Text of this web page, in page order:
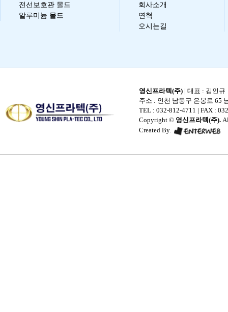
전선보호관 몰드
알루미늄 몰드
회사소개
연혁
오시는길
영신프라텍(주) | 대표 : 김인규
주소 : 인천 남동구 은봉로 65
TEL : 032-812-4711 | FAX :
Copyright © 영신프라텍(주).
Created By.